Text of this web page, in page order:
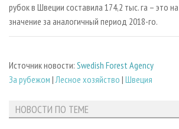
рубок в Швеции составила 174,2 тыс. га – это
значение за аналогичный период 2018-го.
Источник новости: Swedish Forest Agency
За рубежом |Лесное хозяйство | Швеция
НОВОСТИ ПО ТЕМЕ